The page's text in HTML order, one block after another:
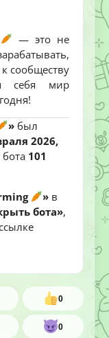
— это не
сообществу
себя мир
» был
2026,
101
» в
бота»,
0
0